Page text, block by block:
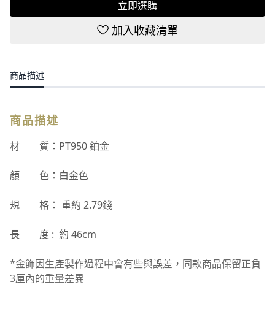
立即選購
加入收藏清單
商品描述
商品描述
材 質：PT950 鉑金
顏 色：白金色
規 格： 重約 2.79錢
長 度 : 約 46cm
*金飾因生產製作過程中會有些與誤差，同款商品保留正負
3厘內的重量差異